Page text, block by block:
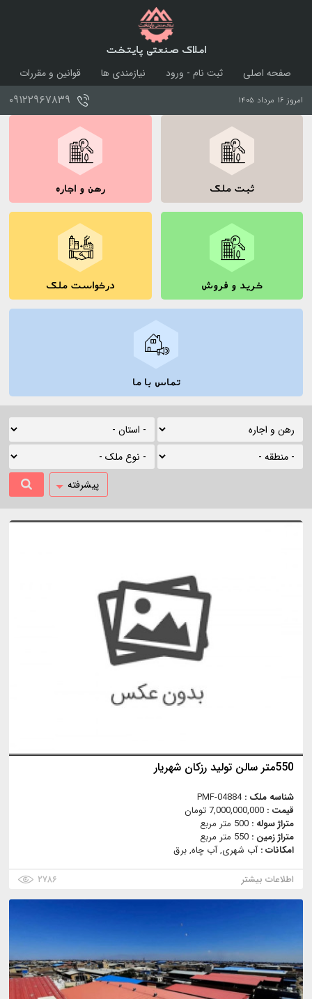
املاک صنعتی پایتخت
صفحه اصلی ثبت نام - ورود نیازمندی ها
قوانین و مقررات
امروز ۱۶ مرداد ۱۴۰۵ ۰۹۱۲۲۹۶۷۸۳۹
ثبت ملک رهن و اجاره
خرید و فروش درخواست ملک
تماس با ما
پیشرفته
550متر سالن تولید رزکان شهریار
شناسه ملک :PMF-04884
قیمت : 7,000,000,000 تومان
متراژ سوله : 500 متر مربع
متراژ زمین : 550 متر مربع
امکانات :آب شهری, آب چاه, برق
اطلاعات بیشتر
۲۷۸۶